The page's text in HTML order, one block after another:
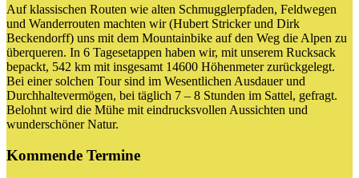
Auf klassischen Routen wie alten Schmugglerpfaden, Feldwegen
und Wanderrouten machten wir (Hubert Stricker und Dirk
Beckendorff) uns mit dem Mountainbike auf den Weg die Alpen zu
überqueren. In 6 Tagesetappen haben wir, mit unserem Rucksack
bepackt, 542 km mit insgesamt 14600 Höhenmeter zurückgelegt.
Bei einer solchen Tour sind im Wesentlichen Ausdauer und
Durchhaltevermögen, bei täglich 7 – 8 Stunden im Sattel, gefragt.
Belohnt wird die Mühe mit eindrucksvollen Aussichten und
wunderschöner Natur.
Kommende Termine